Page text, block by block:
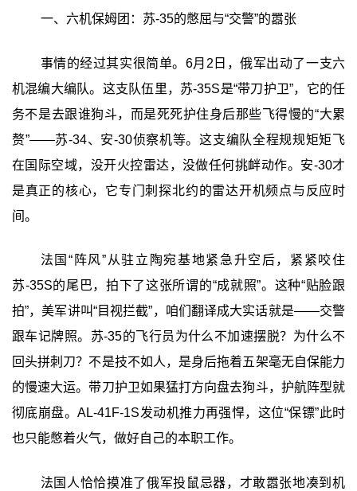
一、六机保姆团：苏-35的憋屈与“交警”的嚣张
事情的经过其实很简单。6月2日，俄军出动了一支六
机混编大编队。这支队伍里，苏-35S是“带刀护卫”，它的任
务不是去跟谁狗斗，而是死死护住身后那些飞得慢的“大累
赘”——苏-34、安-30侦察机等。这支编队全程规规矩矩飞
在国际空域，没开火控雷达，没做任何挑衅动作。安-30才
是真正的核心，它专门刺探北约的雷达开机频点与反应时
间。
法国“阵风”从驻立陶宛基地紧急升空后，紧紧咬住
苏-35S的尾巴，拍下了这张所谓的“成就照”。这种“贴脸跟
拍”，美军讲叫“目视拦截”，咱们翻译成大实话就是——交警
跟车记牌照。苏-35的飞行员为什么不加速摆脱？为什么不
回头拼刺刀？不是技不如人，是身后拖着五架毫无自保能力
的慢速大运。带刀护卫如果猛打方向盘去狗斗，护航阵型就
彻底崩盘。AL-41F-1S发动机推力再强悍，这位“保镖”此时
也只能憋着火气，做好自己的本职工作。
法国人恰恰摸准了俄军投鼠忌器，才敢嚣张地凑到机